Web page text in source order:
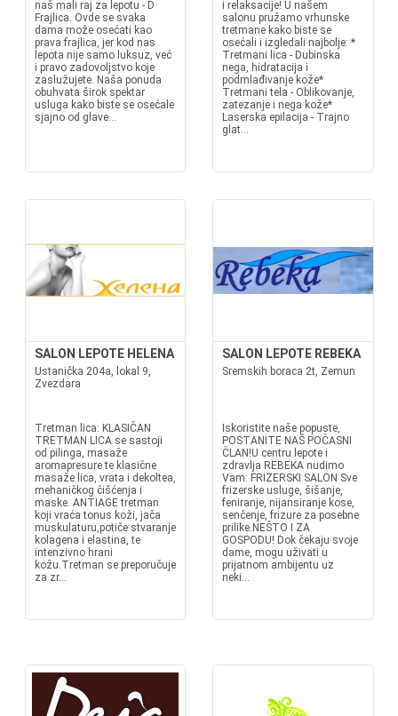
naš mali raj za lepotu - D
Frajlica. Ovde se svaka
dama može osećati kao
prava frajlica, jer kod nas
lepota nije samo luksuz, već
i pravo zadovoljstvo koje
zaslužujete. Naša ponuda
obuhvata širok spektar
usluga kako biste se osećale
sjajno od glave...
i relaksacije! U našem
salonu pružamo vrhunske
tretmane kako biste se
osećali i izgledali najbolje: *
Tretmani lica - Dubinska
nega, hidratacija i
podmlađivanje kože*
Tretmani tela - Oblikovanje,
zatezanje i nega kože*
Laserska epilacija - Trajno
glat...
SALON LEPOTE HELENA
Ustanička 204a, lokal 9,
Zvezdara
Tretman lica: KLASIČAN
TRETMAN LICA se sastoji
od pilinga, masaže
aromapresure te klasične
masaže lica, vrata i dekoltea,
mehaničkog čišćenja i
maske. ANTIAGE tretman
koji vraća tonus koži, jača
muskulaturu,potiče stvaranje
kolagena i elastina, te
intenzivno hrani
kožu.Tretman se preporučuje
za zr...
SALON LEPOTE REBEKA
Sremskih boraca 2t, Zemun
Iskoristite naše popuste,
POSTANITE NAŠ POČASNI
ČLAN!U centru lepote i
zdravlja REBEKA nudimo
Vam: FRIZERSKI SALON Sve
frizerske usluge, šišanje,
feniranje, nijansiranje kose,
senčenje, frizure za posebne
prilike.NEŠTO I ZA
GOSPODU! Dok čekaju svoje
dame, mogu uživati u
prijatnom ambijentu uz
neki...